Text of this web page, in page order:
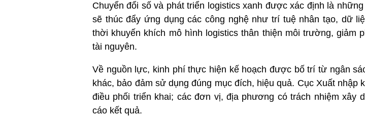
Chuyển đổi số và phát triển logistics xanh được xác định là
sẽ thúc đẩy ứng dụng các công nghệ như trí tuệ nhân tạo, dữ
thời khuyến khích mô hình logistics thân thiện môi trường, giảm
tài nguyên.
Về nguồn lực, kinh phí thực hiện kế hoạch được bố trí từ ngân
khác, bảo đảm sử dụng đúng mục đích, hiệu quả. Cục Xuất nhập
điều phối triển khai; các đơn vị, địa phương có trách nhiệm xây
cáo kết quả.